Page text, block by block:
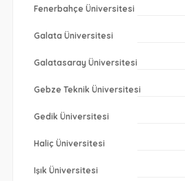
Fenerbahçe Üniversitesi
Galata Üniversitesi
Galatasaray Üniversitesi
Gebze Teknik Üniversitesi
Gedik Üniversitesi
Haliç Üniversitesi
Işık Üniversitesi